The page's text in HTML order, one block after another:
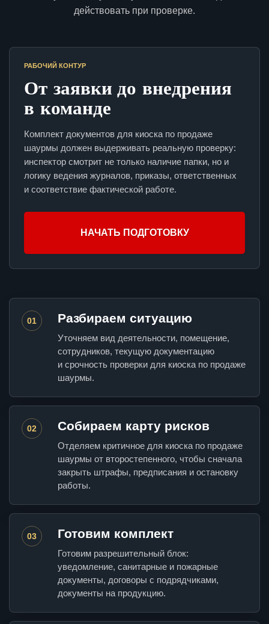
действовать при проверке.
РАБОЧИЙ КОНТУР
От заявки до внедрения
в команде
Комплект документов для киоска по продаже
шаурмы должен выдерживать реальную проверку:
инспектор смотрит не только наличие папки, но и
логику ведения журналов, приказы, ответственных
и соответствие фактической работе.
НАЧАТЬ ПОДГОТОВКУ
01 Разбираем ситуацию
Уточняем вид деятельности, помещение,
сотрудников, текущую документацию
и срочность проверки для киоска по продаже
шаурмы.
02 Собираем карту рисков
Отделяем критичное для киоска по продаже
шаурмы от второстепенного, чтобы сначала
закрыть штрафы, предписания и остановку
работы.
03 Готовим комплект
Готовим разрешительный блок:
уведомление, санитарные и пожарные
документы, договоры с подрядчиками,
документы на продукцию.